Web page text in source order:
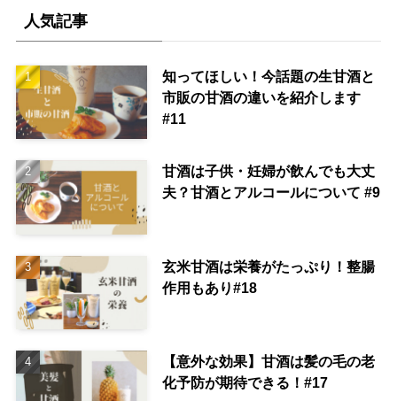
人気記事
知ってほしい！今話題の生甘酒と
市販の甘酒の違いを紹介します
#11
甘酒は子供・妊婦が飲んでも大丈
夫？甘酒とアルコールについて #9
玄米甘酒は栄養がたっぷり！整腸
作用もあり#18
【意外な効果】甘酒は髪の毛の老
化予防が期待できる！#17